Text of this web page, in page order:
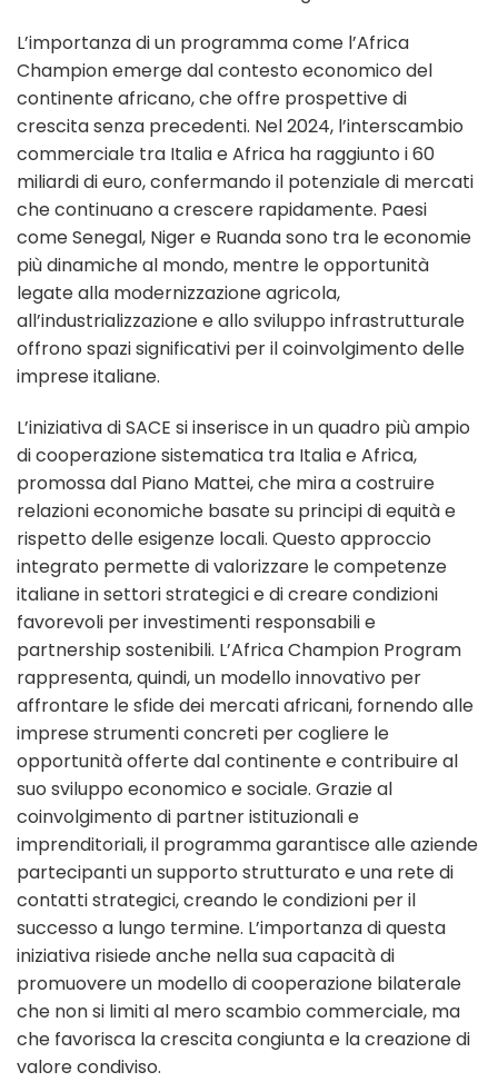
L’importanza di un programma come l’Africa
Champion emerge dal contesto economico del
continente africano, che offre prospettive di
crescita senza precedenti. Nel 2024, l’interscambio
commerciale tra Italia e Africa ha raggiunto i 60
miliardi di euro, confermando il potenziale di mercati
che continuano a crescere rapidamente. Paesi
come Senegal, Niger e Ruanda sono tra le economie
più dinamiche al mondo, mentre le opportunità
legate alla modernizzazione agricola,
all’industrializzazione e allo sviluppo infrastrutturale
offrono spazi significativi per il coinvolgimento delle
imprese italiane.
L’iniziativa di SACE si inserisce in un quadro più ampio
di cooperazione sistematica tra Italia e Africa,
promossa dal Piano Mattei, che mira a costruire
relazioni economiche basate su principi di equità e
rispetto delle esigenze locali. Questo approccio
integrato permette di valorizzare le competenze
italiane in settori strategici e di creare condizioni
favorevoli per investimenti responsabili e
partnership sostenibili. L’Africa Champion Program
rappresenta, quindi, un modello innovativo per
affrontare le sfide dei mercati africani, fornendo alle
imprese strumenti concreti per cogliere le
opportunità offerte dal continente e contribuire al
suo sviluppo economico e sociale. Grazie al
coinvolgimento di partner istituzionali e
imprenditoriali, il programma garantisce alle aziende
partecipanti un supporto strutturato e una rete di
contatti strategici, creando le condizioni per il
successo a lungo termine. L’importanza di questa
iniziativa risiede anche nella sua capacità di
promuovere un modello di cooperazione bilaterale
che non si limiti al mero scambio commerciale, ma
che favorisca la crescita congiunta e la creazione di
valore condiviso.